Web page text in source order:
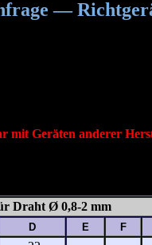
—
mit Geräten anderer
Draht Ø 0,8-2 mm
D E F